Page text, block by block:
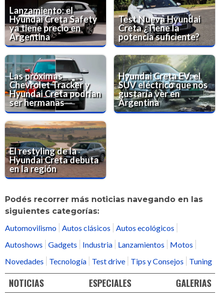
Lanzamiento: el
Hyundai Creta Safety
ya tiene precio en
Argentina
Test Nueva Hyundai
Creta ¿Tiene la
potencia suficiente?
Las próximas
Chevrolet Tracker y
Hyundai Creta podrían
ser hermanas
Hyundai Creta EV: el
SUV eléctrico que nos
gustaría ver en
Argentina
El restyling de la
Hyundai Creta debuta
en la región
Podés recorrer más noticias navegando en las
siguientes categorías:
Automovilismo
Autos clásicos
Autos ecológicos
Autoshows
Gadgets Industria Lanzamientos
Motos
Novedades
Tecnología Test drive Tips y Consejos Tuning
NOTICIAS ESPECIALES GALERIAS